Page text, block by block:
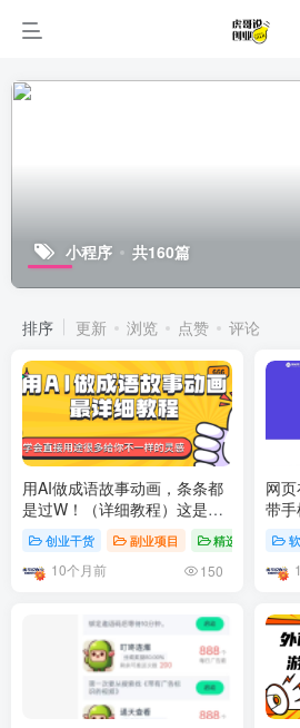
小程序 共160篇
排序 更新 浏览 点赞 评论
用AI做成语故事动画，条条都
是过W！（详细教程）这是我
见过最详细的教程
创业干货 副业项目 精选推荐
10个月前 150
网
带